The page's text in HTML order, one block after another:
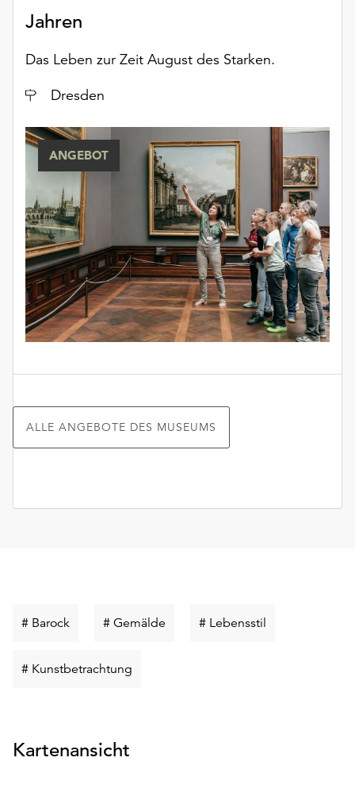
Jahren
Das Leben zur Zeit August des Starken.
Ort
Dresden
ANGEBOT
ALLE ANGEBOTE DES MUSEUMS
# BarockSchlüsselwort
# Gemälde Schlüsselwort
# Lebensstil
# Kunstbetrachtung
Kartenansicht